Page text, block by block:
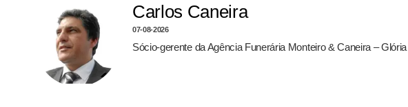
Carlos Caneira
07-08-2026
Sócio-gerente da Agência Funerária Monteiro & Caneira –